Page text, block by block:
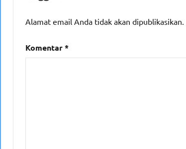
Alamat email Anda tidak akan dipublikasikan.
Komentar*